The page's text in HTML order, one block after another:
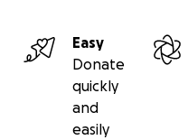
Easy
Donate
quickly
and
easily